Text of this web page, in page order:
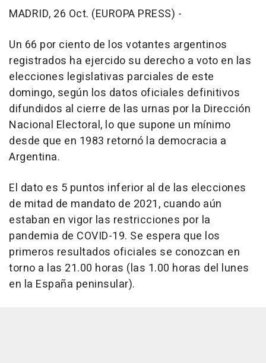
MADRID, 26 Oct. (EUROPA PRESS) -
Un 66 por ciento de los votantes argentinos
registrados ha ejercido su derecho a voto en las
elecciones legislativas parciales de este
domingo, según los datos oficiales definitivos
difundidos al cierre de las urnas por la Dirección
Nacional Electoral, lo que supone un mínimo
desde que en 1983 retornó la democracia a
Argentina.
El dato es 5 puntos inferior al de las elecciones
de mitad de mandato de 2021, cuando aún
estaban en vigor las restricciones por la
pandemia de COVID-19. Se espera que los
primeros resultados oficiales se conozcan en
torno a las 21.00 horas (las 1.00 horas del lunes
en la España peninsular).